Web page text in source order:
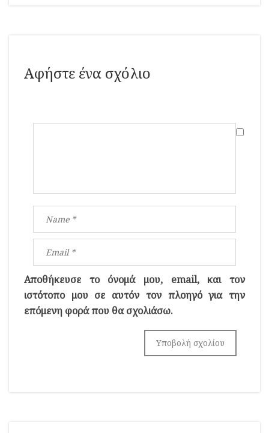
Αφήστε ένα σχόλιο
Αποθήκευσε το όνομά μου, email, και τον
ιστότοπο μου σε αυτόν τον πλοηγό για την
επόμενη φορά που θα σχολιάσω.